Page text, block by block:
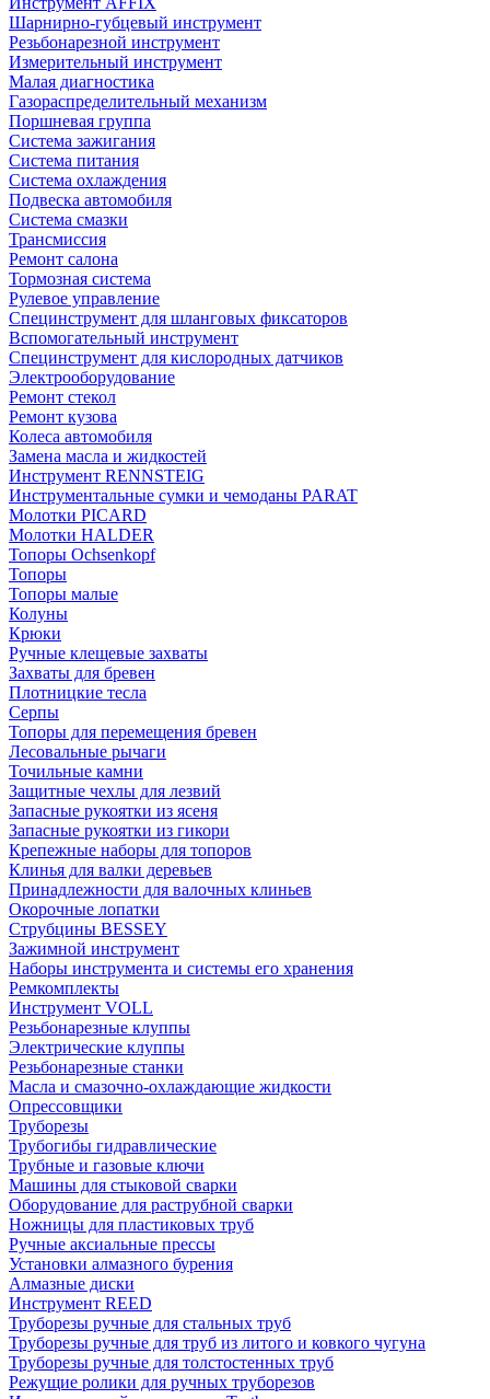
Шарнирно-губцевый инструмент
Резьбонарезной инструмент
Измерительный инструмент
Малая диагностика
Газораспределительный механизм
Поршневая группа
Система зажигания
Система питания
Система охлаждения
Подвеска автомобиля
Система смазки
Трансмиссия
Ремонт салона
Тормозная система
Рулевое управление
Специнструмент для шланговых фиксаторов
Вспомогательный инструмент
Специнструмент для кислородных датчиков
Электрооборудование
Ремонт стекол
Ремонт кузова
Колеса автомобиля
Замена масла и жидкостей
Инструмент RENNSTEIG
Инструментальные сумки и чемоданы PARAT
Молотки PICARD
Молотки HALDER
Топоры Ochsenkopf
Топоры
Топоры малые
Колуны
Крюки
Ручные клещевые захваты
Захваты для бревен
Плотницкие тесла
Серпы
Топоры для перемещения бревен
Лесовальные рычаги
Точильные камни
Защитные чехлы для лезвий
Запасные рукоятки из ясеня
Запасные рукоятки из гикори
Крепежные наборы для топоров
Клинья для валки деревьев
Принадлежности для валочных клиньев
Окорочные лопатки
Струбцины BESSEY
Зажимной инструмент
Наборы инструмента и системы его хранения
Ремкомплекты
Инструмент VOLL
Резьбонарезные клуппы
Электрические клуппы
Резьбонарезные станки
Масла и смазочно-охлаждающие жидкости
Опрессовщики
Труборезы
Трубогибы гидравлические
Трубные и газовые ключи
Машины для стыковой сварки
Оборудование для раструбной сварки
Ножницы для пластиковых труб
Ручные аксиальные прессы
Установки алмазного бурения
Алмазные диски
Инструмент REED
Труборезы ручные для стальных труб
Труборезы ручные для труб из литого и ковкого чугуна
Труборезы ручные для толстостенных труб
Режущие ролики для ручных труборезов